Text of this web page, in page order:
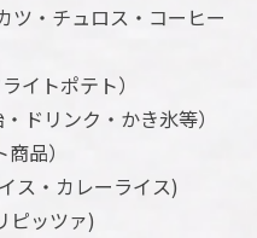
ツ・チュロス・コーヒー
イトポテト）
ドリンク・かき氷等）
品）
ス・カレーライス)
ピッツァ)